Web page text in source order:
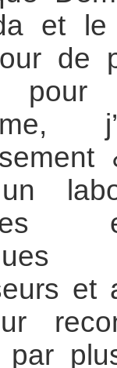
et
de
et
par